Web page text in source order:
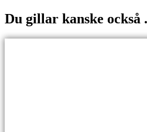
Du gillar kanske också